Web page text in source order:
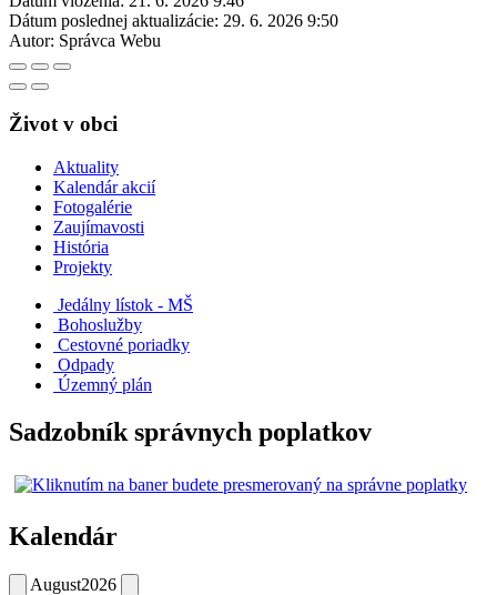
Dátum poslednej aktualizácie: 29. 6. 2026 9:50
Autor: Správca Webu
Život v obci
Aktuality
Kalendár akcií
Fotogalérie
Zaujímavosti
História
Projekty
Jedálny lístok - MŠ
Bohoslužby
Cestovné poriadky
Odpady
Územný plán
Sadzobník správnych poplatkov
Kalendár
August2026